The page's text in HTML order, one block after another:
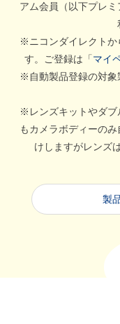
アム会員（以下プレ
※ニコンダイレクトか
す。ご登録は「マイ
※自動製品登録の対象
※レンズキットやダブ
もカメラボディーの
けしますがレンズ
製